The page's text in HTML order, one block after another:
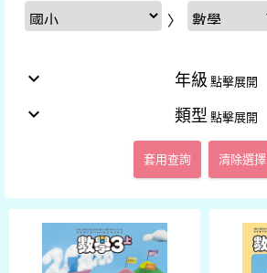
〉
expand_more 年級
expand_more 類型
套用查詢 清除選擇